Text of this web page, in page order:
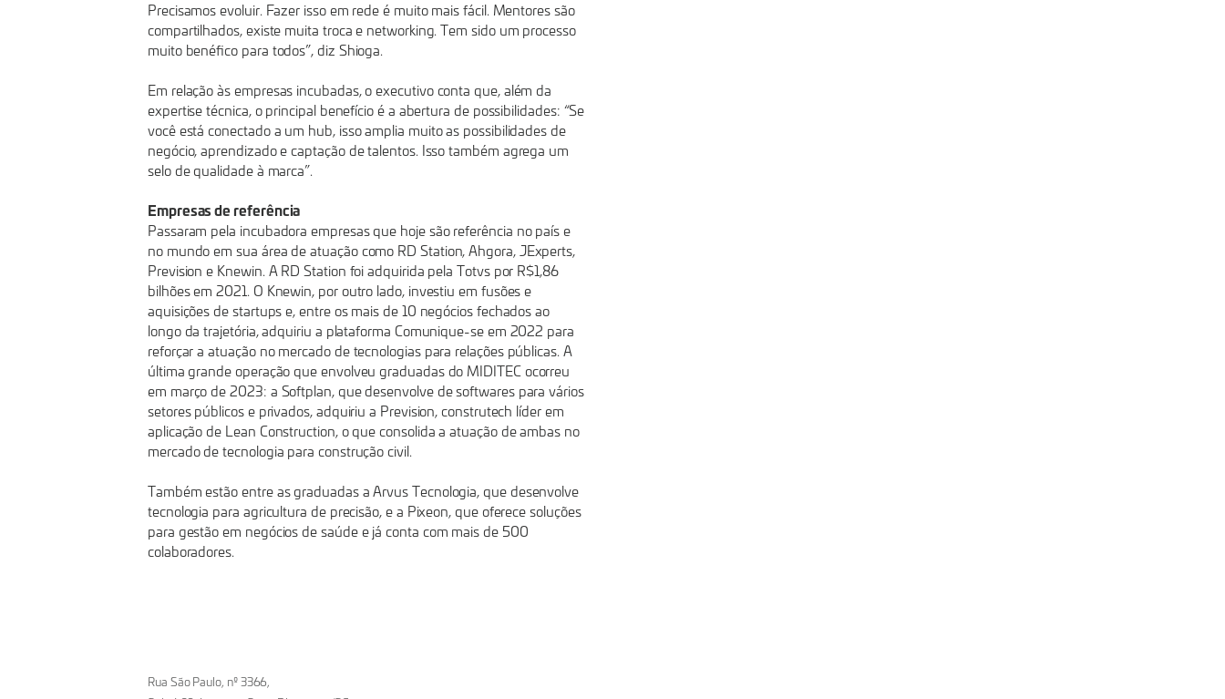
Precisamos evoluir. Fazer isso em rede é muito mais fácil. Mentores são
compartilhados, existe muita troca e networking. Tem sido um processo
muito benéfico para todos”, diz Shioga.
Em relação às empresas incubadas, o executivo conta que, além da
expertise técnica, o principal benefício é a abertura de possibilidades: “Se
você está conectado a um hub, isso amplia muito as possibilidades de
negócio, aprendizado e captação de talentos. Isso também agrega um
selo de qualidade à marca”.
Empresas de referência
Passaram pela incubadora empresas que hoje são referência no país e
no mundo em sua área de atuação como RD Station, Ahgora, JExperts,
Prevision e Knewin. A RD Station foi adquirida pela Totvs por R$1,86
bilhões em 2021. O Knewin, por outro lado, investiu em fusões e
aquisições de startups e, entre os mais de 10 negócios fechados ao
longo da trajetória, adquiriu a plataforma Comunique-se em 2022 para
reforçar a atuação no mercado de tecnologias para relações públicas. A
última grande operação que envolveu graduadas do MIDITEC ocorreu
em março de 2023: a Softplan, que desenvolve de softwares para vários
setores públicos e privados, adquiriu a Prevision, construtech líder em
aplicação de Lean Construction, o que consolida a atuação de ambas no
mercado de tecnologia para construção civil.
Também estão entre as graduadas a Arvus Tecnologia, que desenvolve
tecnologia para agricultura de precisão, e a Pixeon, que oferece soluções
para gestão em negócios de saúde e já conta com mais de 500
colaboradores.
Rua São Paulo, nº 3366,